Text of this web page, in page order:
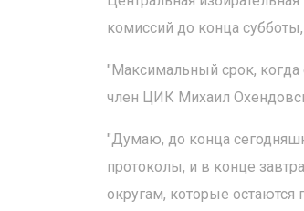
комиссий до конца
"Максимальный срок, когда
член ЦИК Михаил
"Думаю, до конца
протоколы, и в конце
округам, которые